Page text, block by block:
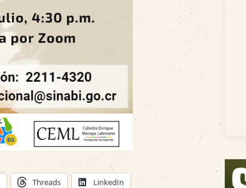
Threads LinkedIn